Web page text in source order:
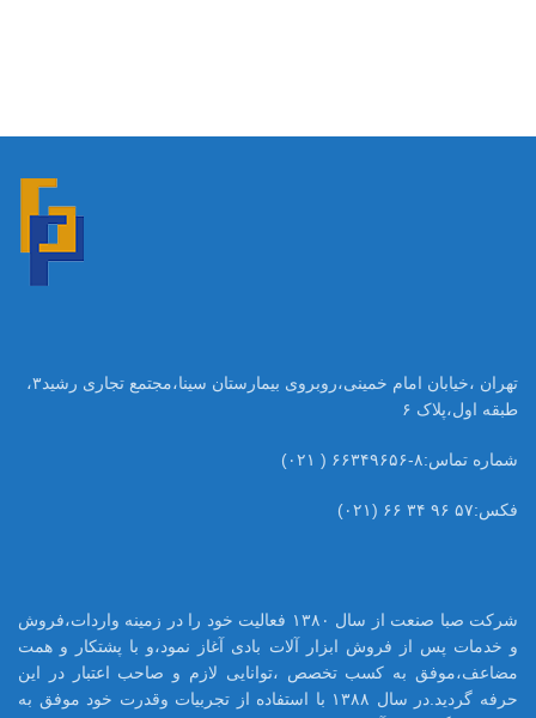
تهران ،خیابان امام خمینی،روبروی بیمارستان سینا،مجتمع تجاری رشید۳،
طبقه اول،پلاک ۶
شماره تماس:۸-۶۶۳۴۹۶۵۶ ( ۰۲۱)
فکس:۵۷ ۹۶ ۳۴ ۶۶ (۰۲۱)
شرکت صبا صنعت از سال ۱۳۸۰ فعالیت خود را در زمینه واردات،فروش
و خدمات پس از فروش ابزار آلات بادی آغاز نمود،و با پشتکار و همت
مضاعف،موفق به کسب تخصص ،توانایی لازم و صاحب اعتبار در این
حرفه گردید.در سال ۱۳۸۸ با استفاده از تجربیات وقدرت خود موفق به